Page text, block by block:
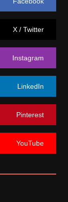
X / Twitter
Instagram
LinkedIn
Pinterest
YouTube